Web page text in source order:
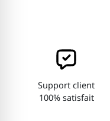
Support client
100% satisfait